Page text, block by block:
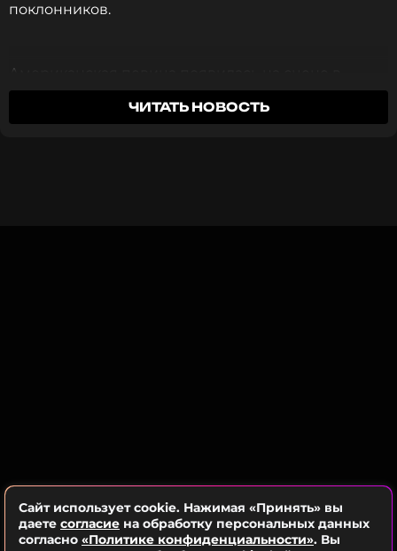
оставаться в курсе событий
поклонников.
Американская певица появилась на сцене в
расшитом блестками боди, которое она
дополнила сетчатыми колготками и высокими
ЧИТАТЬ НОВОСТЬ
Сайт использует cookie. Нажимая «Принять» вы
даете согласие на обработку персональных данных
согласно «Политике конфиденциальности». Вы